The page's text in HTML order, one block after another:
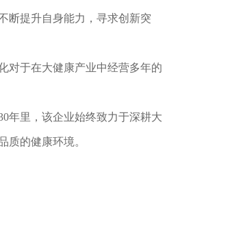
断提升自身能力，寻求创新突
对于在大健康产业中经营多年的
年里，该企业始终致力于深耕大
质的健康环境。